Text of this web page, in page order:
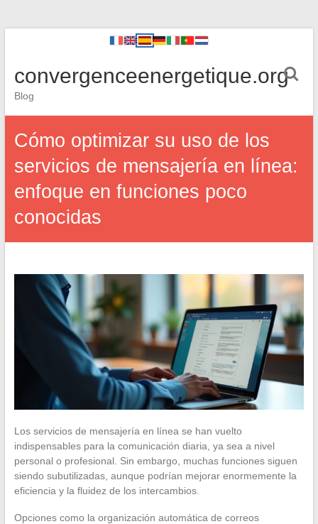
convergenceenergetique.org
Blog
Cómo optimizar su uso de los
servicios de mensajería en línea:
enfoque en funciones poco
conocidas
Los servicios de mensajería en línea se han vuelto
indispensables para la comunicación diaria, ya sea a nivel
personal o profesional. Sin embargo, muchas funciones siguen
siendo subutilizadas, aunque podrían mejorar enormemente la
eficiencia y la fluidez de los intercambios.
Opciones como la organización automática de correos